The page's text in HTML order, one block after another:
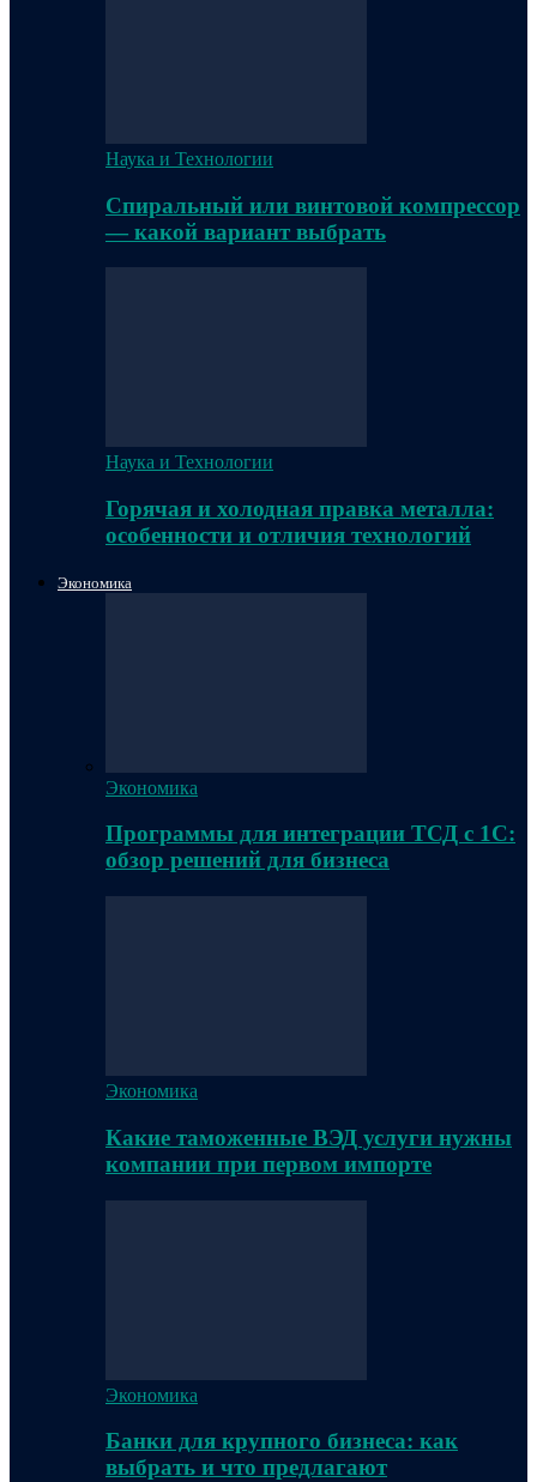
Наука и Технологии
Спиральный или винтовой компрессор
— какой вариант выбрать
Наука и Технологии
Горячая и холодная правка металла:
особенности и отличия технологий
Экономика
Экономика
Программы для интеграции ТСД с 1С:
обзор решений для бизнеса
Экономика
Какие таможенные ВЭД услуги нужны
компании при первом импорте
Экономика
Банки для крупного бизнеса: как
выбрать и что предлагают